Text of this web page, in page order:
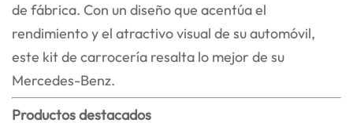
de fábrica. Con un diseño que acentúa el
rendimiento y el atractivo visual de su automóvil,
este kit de carrocería resalta lo mejor de su
Mercedes-Benz.
Productos destacados